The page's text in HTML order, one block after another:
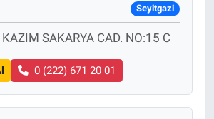
Seyitgazi
SAKARYA CAD. NO:15 C
0 (222) 671 20 01